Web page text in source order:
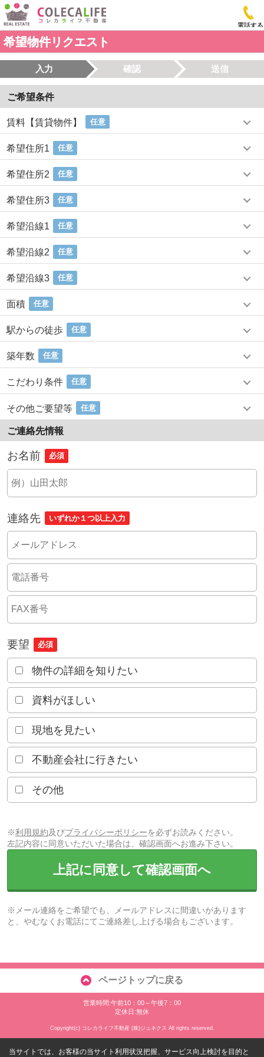
電話する
希望物件リクエスト
入力 確認 送信
ご希望条件
賃料【賃貸物件】 任意
希望住所1 任意
希望住所2 任意
希望住所3 任意
希望沿線1 任意
希望沿線2 任意
希望沿線3 任意
面積 任意
駅からの徒歩 任意
築年数 任意
こだわり条件 任意
その他ご要望等 任意
ご連絡先情報
お名前 必須
連絡先 いずれか１つ以上入力
要望 必須
物件の詳細を知りたい
資料がほしい
現地を見たい
不動産会社に行きたい
その他
※利用規約及びプライバシーポリシーを必ずお読みください。
左記内容に同意いただいた場合は、確認画面へお進み下さい。
上記に同意して確認画面へ
※メール連絡をご希望でも、メールアドレスに間違いがあります
と、やむなくお電話にてご連絡差し上げる場合もございます。
ページトップに戻る
営業時間:午前10：00～午後7：00
定休日:無休
Copyright(c) コレカライフ不動産 (株)ジュネクス All rights reserved.
当サイトでは、お客様の当サイト利用状況把握、サービス向上検討を目的と